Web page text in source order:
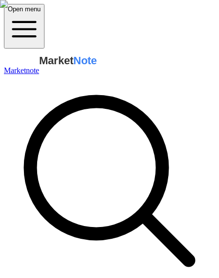
Open menu
Marketnote
MarketNote